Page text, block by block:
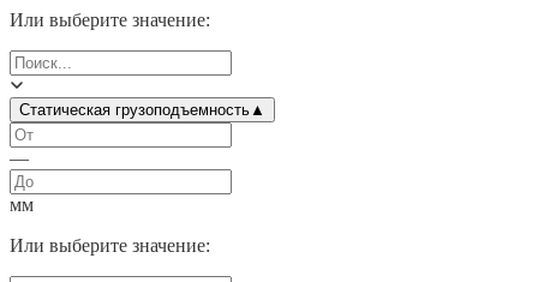
Или выберите значение:
Статическая грузоподъемность▲
—
мм
Или выберите значение: